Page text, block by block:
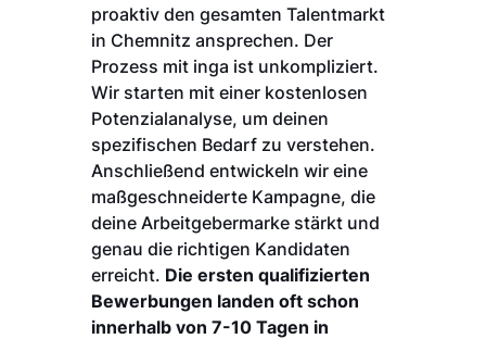
proaktiv den gesamten Talentmarkt
in Chemnitz ansprechen. Der
Prozess mit inga ist unkompliziert.
Wir starten mit einer kostenlosen
Potenzialanalyse, um deinen
spezifischen Bedarf zu verstehen.
Anschließend entwickeln wir eine
maßgeschneiderte Kampagne, die
deine Arbeitgebermarke stärkt und
genau die richtigen Kandidaten
erreicht. Die ersten qualifizierten
Bewerbungen landen oft schon
innerhalb von 7-10 Tagen in